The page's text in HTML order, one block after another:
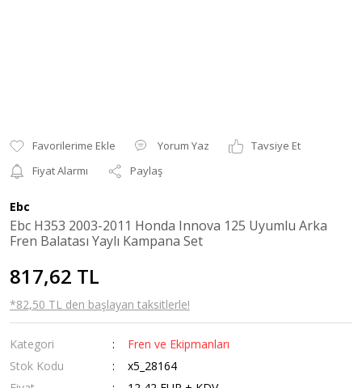
Yorum Yaz
Tavsiye Et
Fiyat Alarmı
Paylaş
Ebc
Ebc H353 2003-2011 Honda Innova 125 Uyumlu Arka
Fren Balatası Yaylı Kampana Set
817,62 TL
*82,50 TL den başlayan taksitlerle!
Kategori
Fren ve Ekipmanları
Stok Kodu
x5_28164